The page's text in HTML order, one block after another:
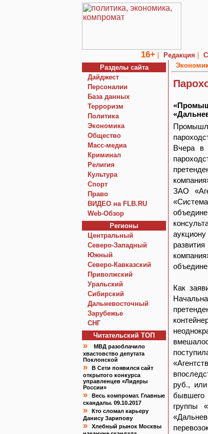
16+ | Редакция |
Разделы сайта
Дайджест
Персоналии
База данных
Терроризм
Политика
Экономика
Общество
Macc-медиа
Криминал
Религия
Культура
Спорт
Право
ВИДЕО на FLB.RU
Web-Обзор
Регионы
Центральный
Северо-Западный
Южный
Северо-Кавказский
Приволжский
Уральский
Сибирский
Дальневосточный
Зарубежье
СНГ
Читательский TOП
»
МВД разоблачило
хвастовство депутата
Поклонской
»
В Сети появился сайт
открытого конкурса
управленцев «Лидеры
России»
»
Весь компромат. Главные
скандалы. 09.10.2017
»
Кто сломал карьеру
Данису Зарипову
»
Хлебный рынок Москвы
Вчера в
ЗАО
Как
руб.,
бывшего
группы